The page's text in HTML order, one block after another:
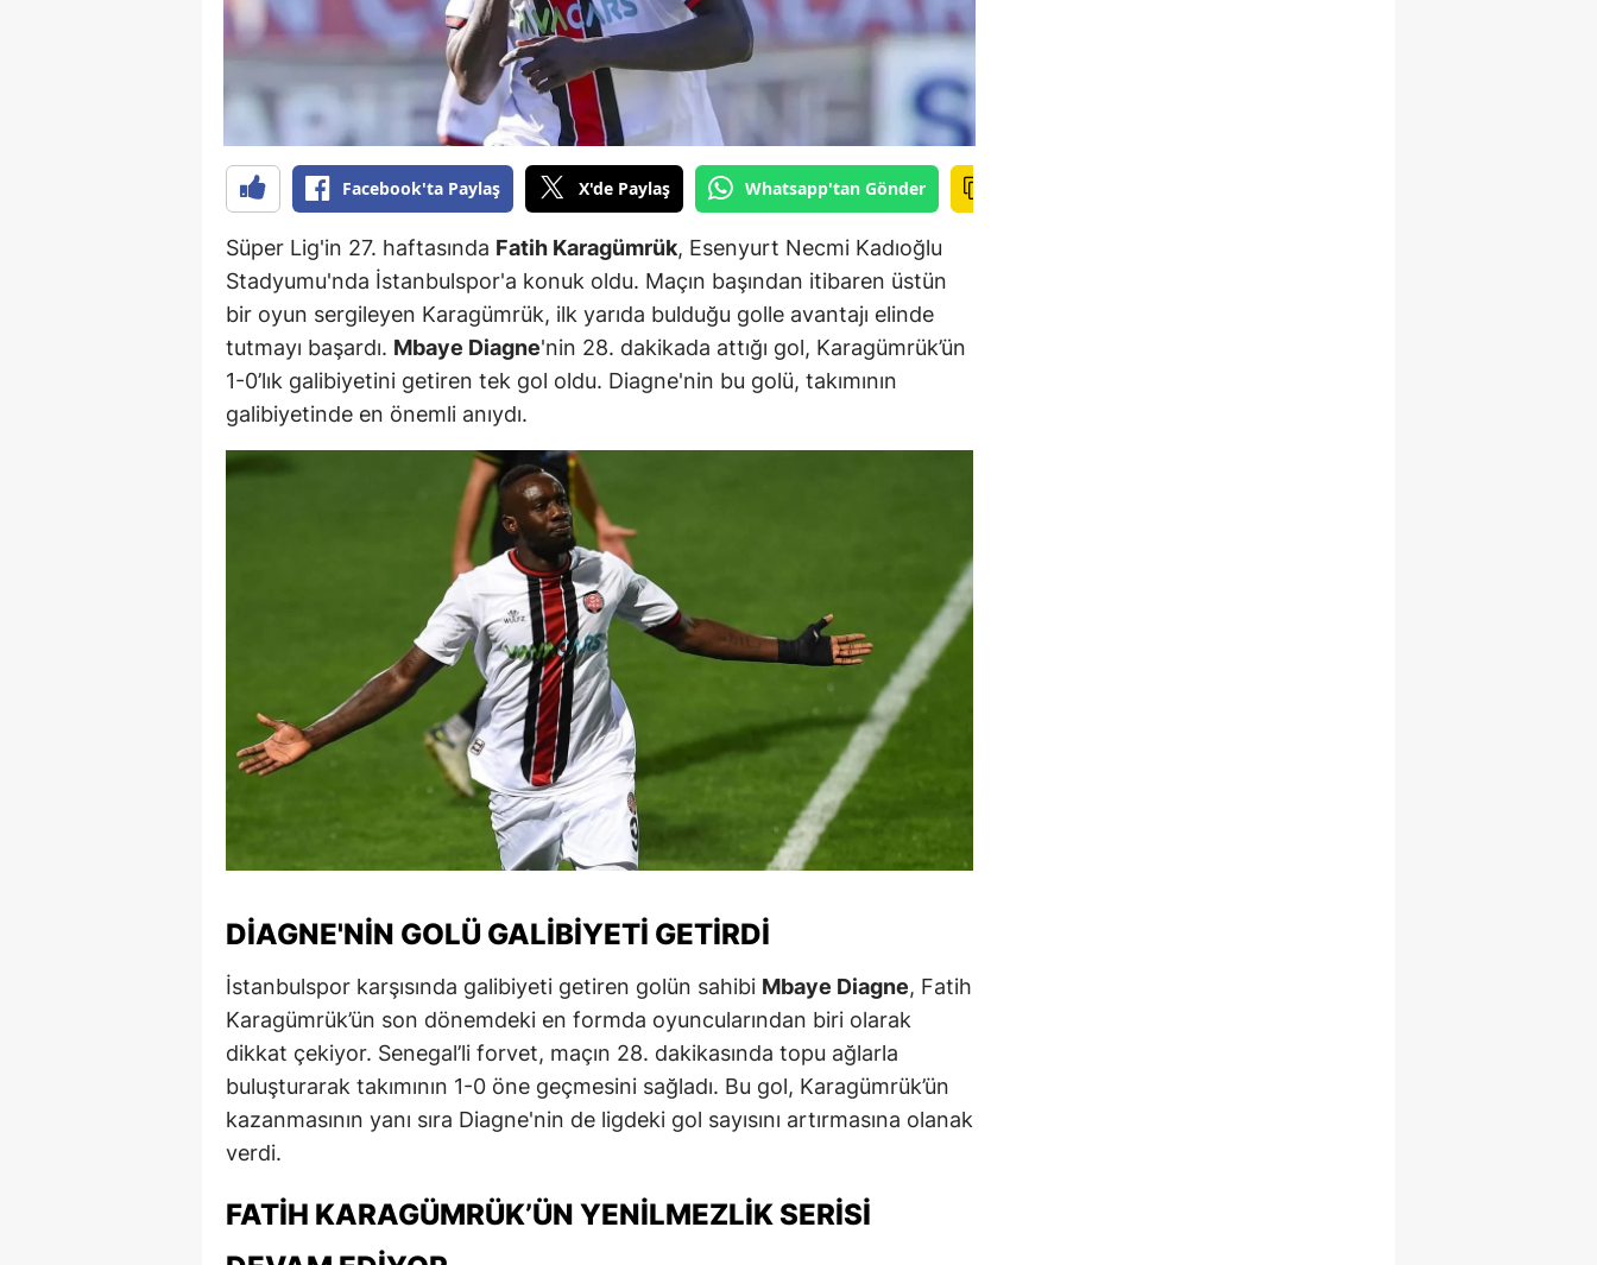
Bilecik
Bingöl
Bitlis
Bolu
Burdur
Bursa
Çanakkale
Çorum
Denizli
Diyarbakır
Edirne
Elazığ
Erzincan
Erzurum
Eskişehir
Gaziantep
Giresun
Hakkari
Hatay
Isparta
Mersin
İzmir
Facebook'ta Paylaş X'de Paylaş Whatsapp'tan Gönder
Süper Lig'in 27. haftasında Fatih Karagümrük, Esenyurt Necmi Kadıoğlu
Stadyumu'nda İstanbulspor'a konuk oldu. Maçın başından itibaren üstün
bir oyun sergileyen Karagümrük, ilk yarıda bulduğu golle avantajı elinde
tutmayı başardı. Mbaye Diagne'nin 28. dakikada attığı gol, Karagümrük’ün
1-0’lık galibiyetini getiren tek gol oldu. Diagne'nin bu golü, takımının
galibiyetinde en önemli anıydı.
DIAGNE'NIN GOLÜ GALIBIYETI GETIRDI
İstanbulspor karşısında galibiyeti getiren golün sahibi Mbaye Diagne, Fatih
Karagümrük’ün son dönemdeki en formda oyuncularından biri olarak
dikkat çekiyor. Senegal’li forvet, maçın 28. dakikasında topu ağlarla
buluşturarak takımının 1-0 öne geçmesini sağladı. Bu gol, Karagümrük’ün
kazanmasının yanı sıra Diagne'nin de ligdeki gol sayısını artırmasına olanak
verdi.
FATIH KARAGÜMRÜK’ÜN YENILMEZLIK SERISI